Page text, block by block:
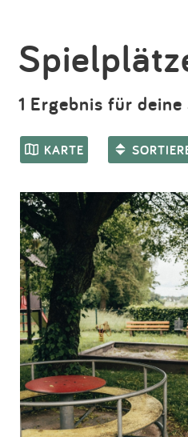
1 Ergebnis für
KARTE